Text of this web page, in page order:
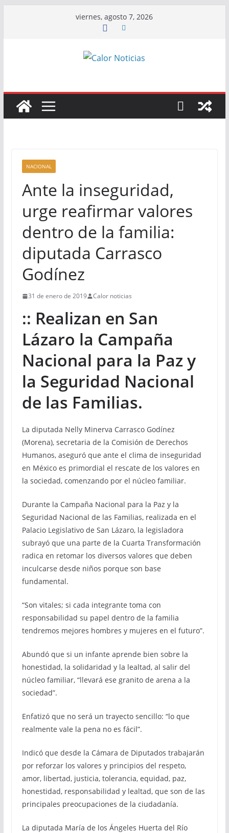
viernes, agosto 7, 2026
NACIONAL
Ante la inseguridad,
urge reafirmar valores
dentro de la familia:
diputada Carrasco
Godínez
31 de enero de 2019 Calor noticias
:: Realizan en San
Lázaro la Campaña
Nacional para la Paz y
la Seguridad Nacional
de las Familias.
La diputada Nelly Minerva Carrasco Godínez
(Morena), secretaria de la Comisión de Derechos
Humanos, aseguró que ante el clima de inseguridad
en México es primordial el rescate de los valores en
la sociedad, comenzando por el núcleo familiar.
Durante la Campaña Nacional para la Paz y la
Seguridad Nacional de las Familias, realizada en el
Palacio Legislativo de San Lázaro, la legisladora
subrayó que una parte de la Cuarta Transformación
radica en retomar los diversos valores que deben
inculcarse desde niños porque son base
fundamental.
“Son vitales; si cada integrante toma con
responsabilidad su papel dentro de la familia
tendremos mejores hombres y mujeres en el futuro”.
Abundó que si un infante aprende bien sobre la
honestidad, la solidaridad y la lealtad, al salir del
núcleo familiar, “llevará ese granito de arena a la
sociedad”.
Enfatizó que no será un trayecto sencillo: “lo que
realmente vale la pena no es fácil”.
Indicó que desde la Cámara de Diputados trabajarán
por reforzar los valores y principios del respeto,
amor, libertad, justicia, tolerancia, equidad, paz,
honestidad, responsabilidad y lealtad, que son de las
principales preocupaciones de la ciudadanía.
La diputada María de los Ángeles Huerta del Río